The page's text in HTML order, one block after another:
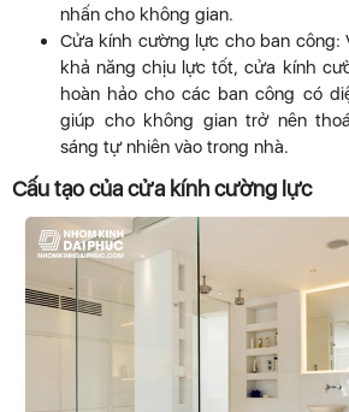
nhấn cho không gian.
Cửa kính cường lực cho ban công:
khả năng chịu lực tốt, cửa kính
hoàn hảo cho các ban công có
giúp cho không gian trở nên
sáng tự nhiên vào trong nhà.
Cấu tạo của cửa kính cường lực